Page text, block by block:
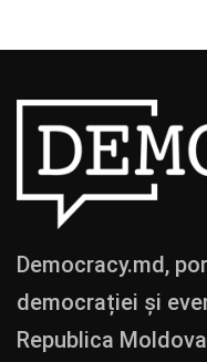
Democracy.md,
democrației și
Republica